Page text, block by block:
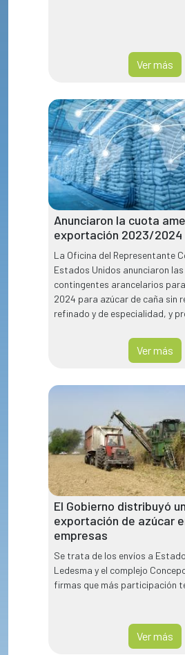
Ver más
Anunciaron la cuota
exportación 2023/2024
La Oficina del Representante
Estados Unidos anunciaron
contingentes arancelarios
2024 para azúcar de caña sin
refinado y de especialidad, y
Ver más
El Gobierno distribuyó
exportación de azúcar
empresas
Se trata de los envíos a
Ledesma y el complejo
firmas que más participación
Ver más